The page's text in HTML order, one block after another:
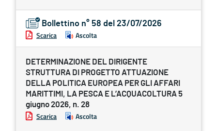
Bollettino n° 58 del 23/07/2026
Scarica Ascolta
DETERMINAZIONE DEL DIRIGENTE
STRUTTURA DI PROGETTO ATTUAZIONE
DELLA POLITICA EUROPEA PER GLI AFFARI
MARITTIMI, LA PESCA E L’ACQUACOLTURA 5
giugno 2026, n. 28
Scarica Ascolta